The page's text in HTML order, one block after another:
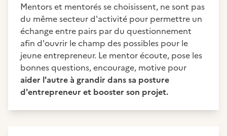
Mentors et mentorés se choisissent, ne sont pas
du même secteur d'activité pour permettre un
échange entre pairs par du questionnement
afin d'ouvrir le champ des possibles pour le
jeune entrepreneur. Le mentor écoute, pose les
bonnes questions, encourage, motive pour
aider l'autre à grandir dans sa posture
d'entrepreneur et booster son projet.